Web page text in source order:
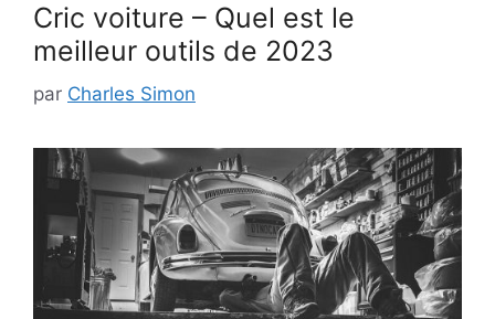
Cric voiture – Quel est le
meilleur outils de 2023
par Charles Simon